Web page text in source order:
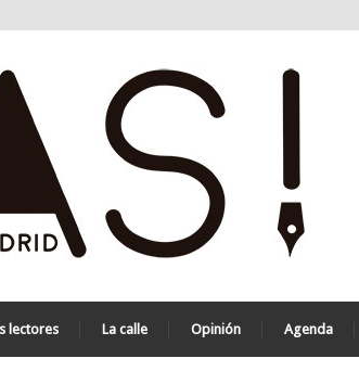
lectores La calle Opinión Agenda